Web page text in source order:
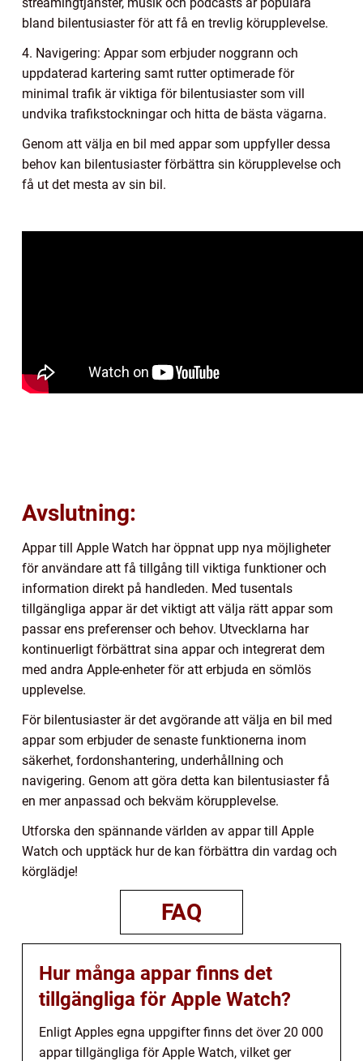
bland bilentusiaster för att få en trevlig körupplevelse.
4. Navigering: Appar som erbjuder noggrann och
uppdaterad kartering samt rutter optimerade för
minimal trafik är viktiga för bilentusiaster som vill
undvika trafikstockningar och hitta de bästa vägarna.
Genom att välja en bil med appar som uppfyller dessa
behov kan bilentusiaster förbättra sin körupplevelse och
få ut det mesta av sin bil.
Avslutning:
Appar till Apple Watch har öppnat upp nya möjligheter
för användare att få tillgång till viktiga funktioner och
information direkt på handleden. Med tusentals
tillgängliga appar är det viktigt att välja rätt appar som
passar ens preferenser och behov. Utvecklarna har
kontinuerligt förbättrat sina appar och integrerat dem
med andra Apple-enheter för att erbjuda en sömlös
upplevelse.
För bilentusiaster är det avgörande att välja en bil med
appar som erbjuder de senaste funktionerna inom
säkerhet, fordonshantering, underhållning och
navigering. Genom att göra detta kan bilentusiaster få
en mer anpassad och bekväm körupplevelse.
Utforska den spännande världen av appar till Apple
Watch och upptäck hur de kan förbättra din vardag och
körglädje!
FAQ
Hur många appar finns det
tillgängliga för Apple Watch?
Enligt Apples egna uppgifter finns det över 20 000
appar tillgängliga för Apple Watch, vilket ger